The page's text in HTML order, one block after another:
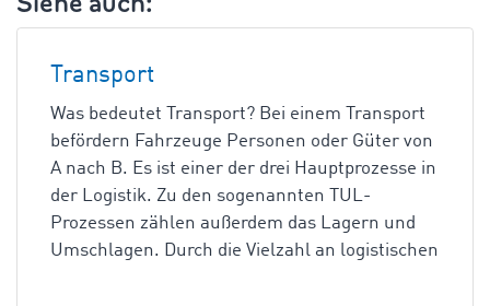
Transport
Was bedeutet Transport? Bei einem Transport
befördern Fahrzeuge Personen oder Güter von
A nach B. Es ist einer der drei Hauptprozesse in
der Logistik. Zu den sogenannten TUL-
Prozessen zählen außerdem das Lagern und
Umschlagen. Durch die Vielzahl an logistischen